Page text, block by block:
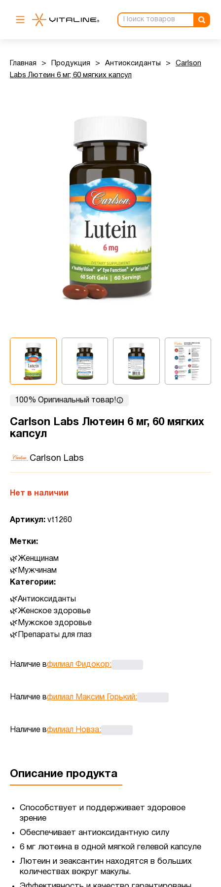
Главная > Продукция > Антиоксиданты >
Carlson
Labs Лютеин 6 мг, 60 мягких капсул
100% Оригинальный товар!
Carlson Labs Лютеин 6 мг, 60 мягких
капсул
Carlson Labs
Нет в наличии
Артикул: vt1260
Метки:
Женщинам
Мужчинам
Категории:
Антиоксиданты
Женское здоровье
Мужское здоровье
Препараты для глаз
Наличие вфилиал Фидокор:
Наличие вфилиал Максим Горький:
Наличие вфилиал Новза:
Описание продукта
Способствует и поддерживает здоровое
зрение
Обеспечивает антиоксидантную силу
6 мг лютеина в одной мягкой гелевой капсуле
Лютеин и зеаксантин находятся в больших
количествах вокруг макулы.